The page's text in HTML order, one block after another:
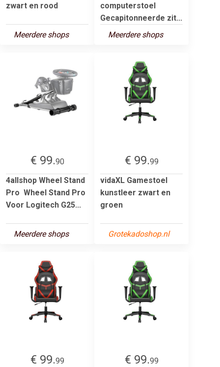
zwart en rood
Meerdere shops
computerstoel
Gecapitonneerde zit...
Meerdere shops
€ 99.90
4allshop Wheel Stand
Pro Wheel Stand Pro
Voor Logitech G25...
Meerdere shops
€ 99.99
vidaXL Gamestoel
kunstleer zwart en
groen
Grotekadoshop.nl
€ 99.99
€ 99.99